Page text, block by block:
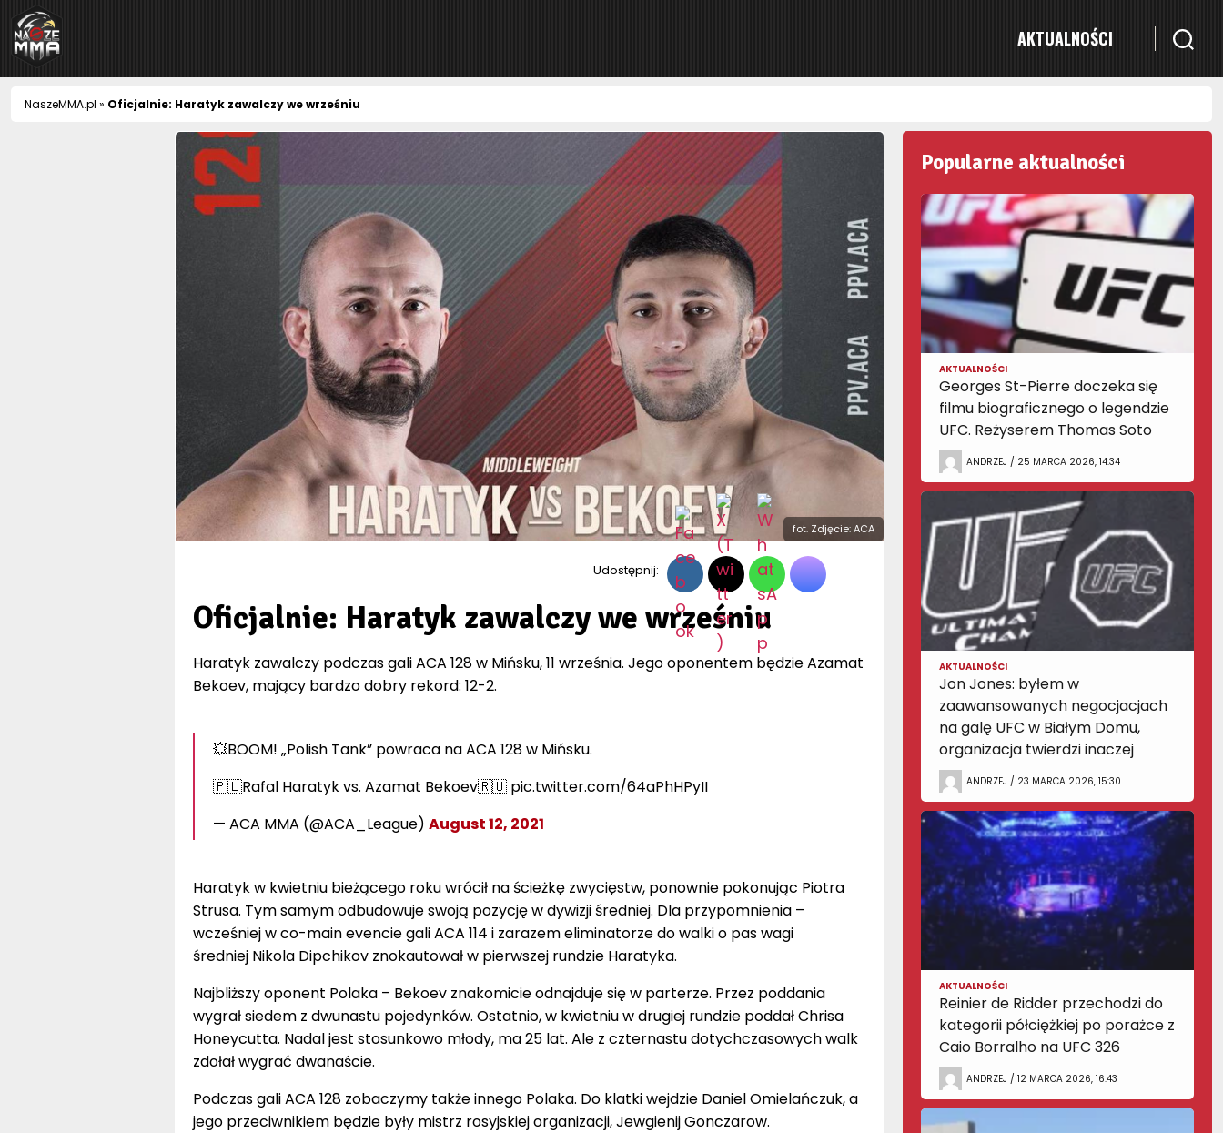
NaszeMMA
AKTUALNOŚCI
NaszeMMA.pl » Oficjalnie: Haratyk zawalczy we wrześniu
fot. Zdjęcie: ACA
Udostępnij:
Oficjalnie: Haratyk zawalczy we wrześniu
Haratyk zawalczy podczas gali ACA 128 w Mińsku, 11 września. Jego oponentem będzie Azamat
Bekoev, mający bardzo dobry rekord: 12-2.
💥BOOM! „Polish Tank” powraca na ACA 128 w Mińsku.
🇵🇱Rafal Haratyk vs. Azamat Bekoev🇷🇺 pic.twitter.com/64aPhHPyII
— ACA MMA (@ACA_League) August 12, 2021
Haratyk w kwietniu bieżącego roku wrócił na ścieżkę zwycięstw, ponownie pokonując Piotra
Strusa. Tym samym odbudowuje swoją pozycję w dywizji średniej. Dla przypomnienia –
wcześniej w co-main evencie gali ACA 114 i zarazem eliminatorze do walki o pas wagi
średniej Nikola Dipchikov znokautował w pierwszej rundzie Haratyka.
Najbliższy oponent Polaka – Bekoev znakomicie odnajduje się w parterze. Przez poddania
wygrał siedem z dwunastu pojedynków. Ostatnio, w kwietniu w drugiej rundzie poddał Chrisa
Honeycutta. Nadal jest stosunkowo młody, ma 25 lat. Ale z czternastu dotychczasowych walk
zdołał wygrać dwanaście.
Podczas gali ACA 128 zobaczymy także innego Polaka. Do klatki wejdzie Daniel Omielańczuk, a
jego przeciwnikiem będzie były mistrz rosyjskiej organizacji, Jewgienij Gonczarow.
Popularne aktualności
AKTUALNOŚCI
Georges St-Pierre doczeka się
filmu biograficznego o legendzie
UFC. Reżyserem Thomas Soto
ANDRZEJ / 25 MARCA 2026, 14:34
AKTUALNOŚCI
Jon Jones: byłem w
zaawansowanych negocjacjach
na galę UFC w Białym Domu,
organizacja twierdzi inaczej
ANDRZEJ / 23 MARCA 2026, 15:30
AKTUALNOŚCI
Reinier de Ridder przechodzi do
kategorii półciężkiej po porażce z
Caio Borralho na UFC 326
ANDRZEJ / 12 MARCA 2026, 16:43